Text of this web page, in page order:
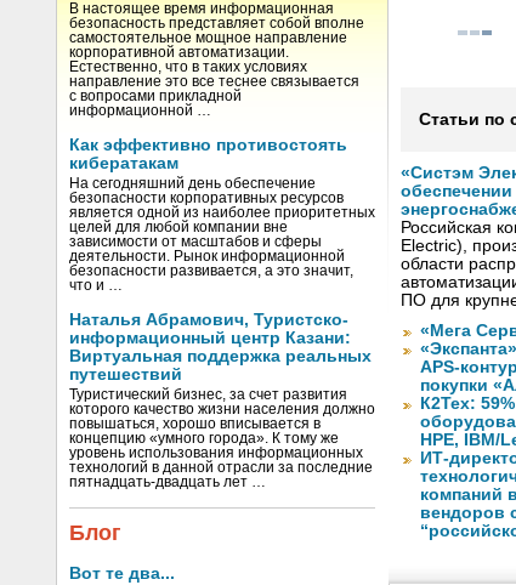
В настоящее время информационная
безопасность представляет собой вполне
самостоятельное мощное направление
корпоративной автоматизации.
Естественно, что в таких условиях
направление это все теснее связывается
с вопросами прикладной
информационной …
Как эффективно противостоять
кибератакам
На сегодняшний день обеспечение
безопасности корпоративных ресурсов
является одной из наиболее приоритетных
целей для любой компании вне
зависимости от масштабов и сферы
деятельности. Рынок информационной
безопасности развивается, а это значит,
что и …
Наталья Абрамович, Туристско-
информационный центр Казани:
Виртуальная поддержка реальных
путешествий
Туристический бизнес, за счет развития
которого качество жизни населения должно
повышаться, хорошо вписывается в
концепцию «умного города». К тому же
уровень использования информационных
технологий в данной отрасли за последние
пятнадцать-двадцать лет …
Блог
Вот те два...
Статьи по
«Систэм
Российская
Electric),
области
ПО для
«Мега
APS-
покупки
К2Тех:
HPE, IBM/
ИТ-
компаний
вендоров